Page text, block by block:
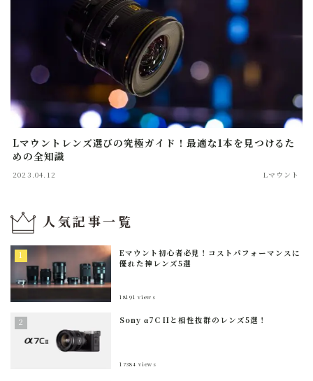
Lマウントレンズ選びの究極ガイド！最適な1本を見つけるた
めの全知識
2023.04.12 Lマウント
人気記事一覧
Eマウント初心者必見！コストパフォーマンスに
優れた神レンズ5選
18191 views
Sony α7C IIと相性抜群のレンズ5選！
17384 views